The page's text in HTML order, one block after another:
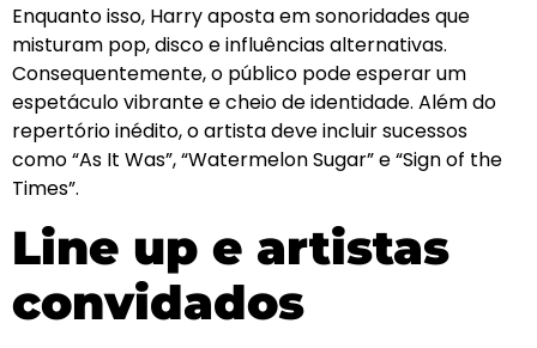
Enquanto isso, Harry aposta em sonoridades que
misturam pop, disco e influências alternativas.
Consequentemente, o público pode esperar um
espetáculo vibrante e cheio de identidade. Além do
repertório inédito, o artista deve incluir sucessos
como “As It Was”, “Watermelon Sugar” e “Sign of the
Times”.
Line up e artistas
convidados